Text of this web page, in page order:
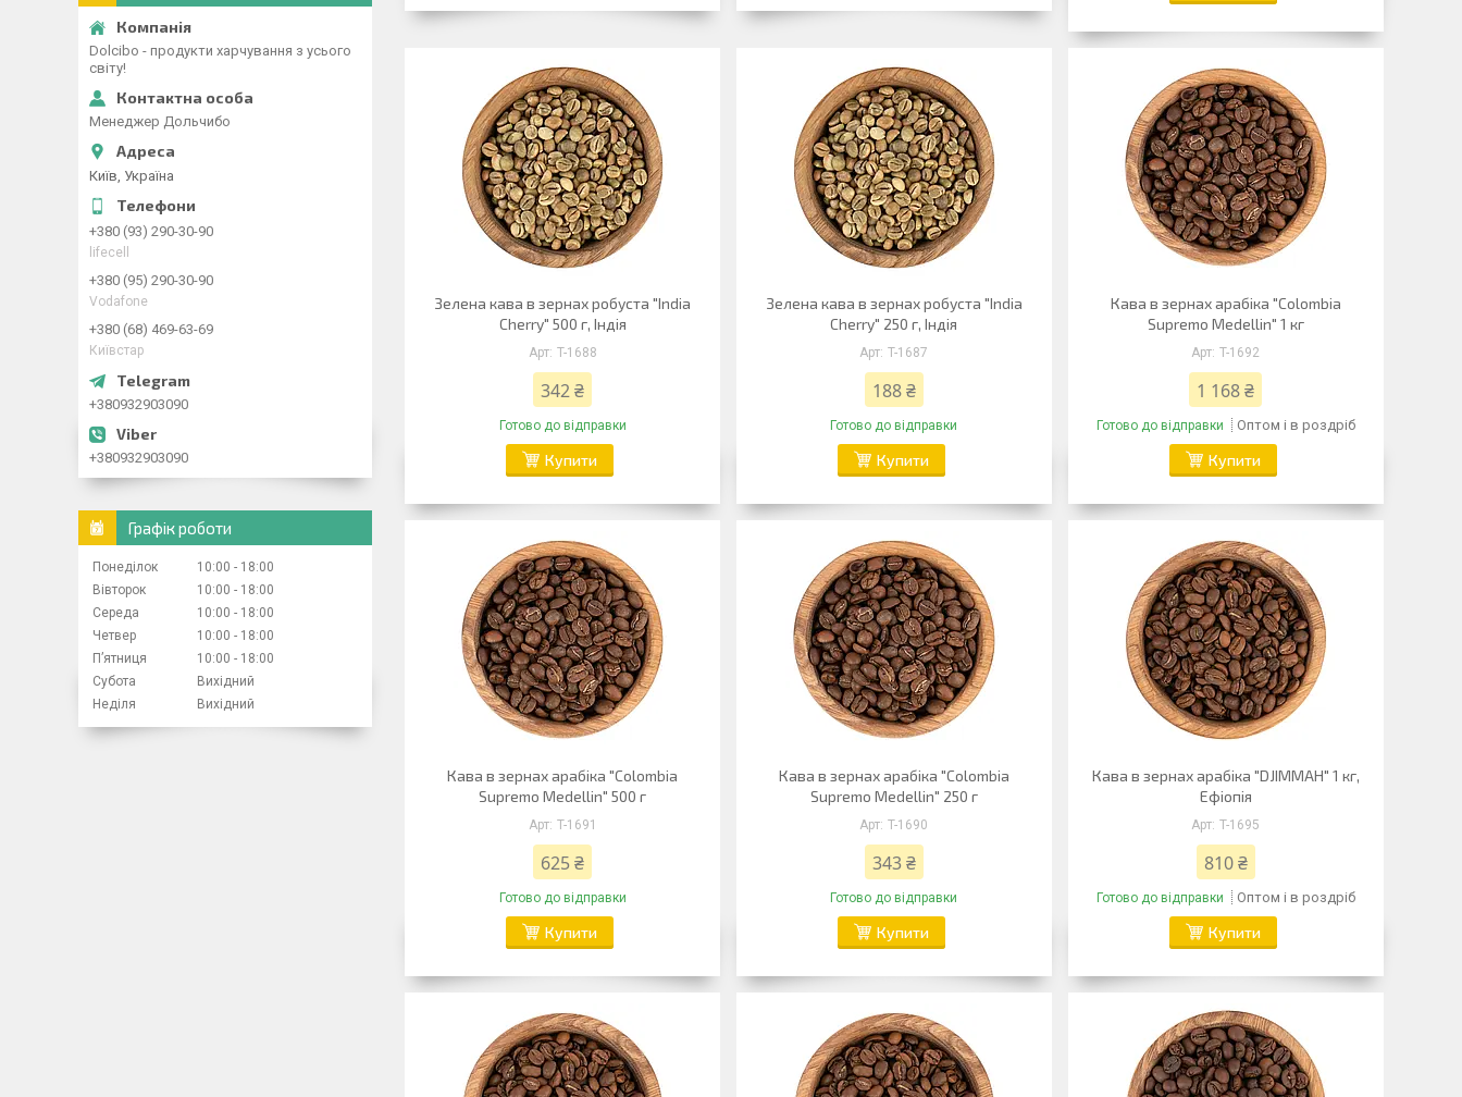
Зелена кава в зернах робуста "India
Cherry" 500 г, Індія
T-1688
342 ₴
Готово до відправки
Купити
Зелена кава в зернах робуста "India
Cherry" 250 г, Індія
T-1687
188 ₴
Готово до відправки
Купити
Кава в зернах арабіка "Colombia
Supremo Medellin" 1 кг
T-1692
1 168 ₴
Готово до відправки Оптом і в роздріб
Купити
Кава в зернах арабіка "Colombia
Supremo Medellin" 500 г
T-1691
625 ₴
Готово до відправки
Купити
Кава в зернах арабіка "Colombia
Supremo Medellin" 250 г
T-1690
343 ₴
Готово до відправки
Купити
Кава в зернах арабіка "DJIMMAH" 1 кг,
Ефіопія
T-1695
810 ₴
Готово до відправки Оптом і в роздріб
Купити
Dolcibo - продукти харчування з усього
світу!
Менеджер Дольчибо
Київ, Україна
+380 (93) 290-30-90
lifecell
+380 (95) 290-30-90
Vodafone
+380 (68) 469-63-69
Київстар
+380932903090
+380932903090
Графік роботи
Понеділок 10:00
18:00
Вівторок
10:00
18:00
Середа
10:00
18:00
Четвер
10:00
18:00
Пʼятниця
10:00
18:00
Субота
Вихідний
Неділя
Вихідний